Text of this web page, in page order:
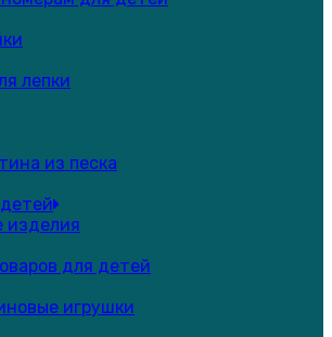
лепки
из песка
изделия
для детей
игрушки